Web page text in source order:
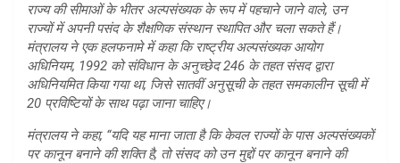
राज्य की सीमाओं के भीतर अल्पसंख्यक के रूप में पहचाने जाने वाले, उन
राज्यों में अपनी पसंद के शैक्षणिक संस्थान स्थापित और चला सकते हैं।
मंत्रालय ने एक हलफनामे में कहा कि राष्ट्रीय अल्पसंख्यक आयोग
अधिनियम, 1992 को संविधान के अनुच्छेद 246 के तहत संसद द्वारा
अधिनियमित किया गया था, जिसे सातवीं अनुसूची के तहत समकालीन सूची में
20 प्रविष्टियों के साथ पढ़ा जाना चाहिए।
मंत्रालय ने कहा, “यदि यह माना जाता है कि केवल राज्यों के पास अल्पसंख्यकों
पर कानून बनाने की शक्ति है, तो संसद को उन मुद्दों पर कानून बनाने की